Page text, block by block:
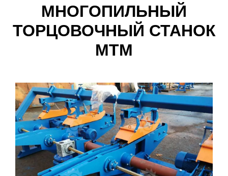
МНОГОПИЛЬНЫЙ
ТОРЦОВОЧНЫЙ СТАНОК
МТМ